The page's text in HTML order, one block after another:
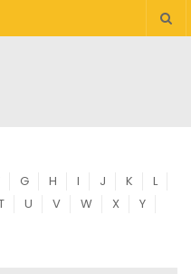
G H I J K
L
U V W X
Y